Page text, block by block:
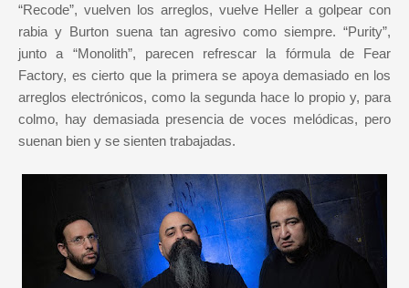
“Recode”, vuelven los arreglos, vuelve Heller a golpear con
rabia y Burton suena tan agresivo como siempre. “Purity”,
junto a “Monolith”, parecen refrescar la fórmula de Fear
Factory, es cierto que la primera se apoya demasiado en los
arreglos electrónicos, como la segunda hace lo propio y, para
colmo, hay demasiada presencia de voces melódicas, pero
suenan bien y se sienten trabajadas.